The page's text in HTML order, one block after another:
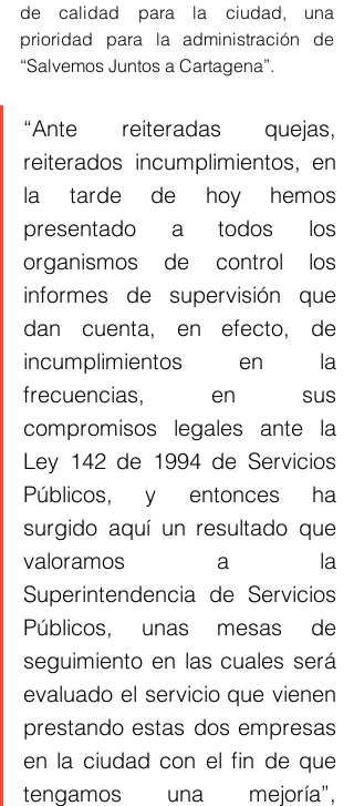
de calidad para la ciudad, una
prioridad para la administración de
“Salvemos Juntos a Cartagena”.
“Ante reiteradas quejas,
reiterados incumplimientos, en
la tarde de hoy hemos
presentado a todos los
organismos de control los
informes de supervisión que
dan cuenta, en efecto, de
incumplimientos en la
frecuencias, en sus
compromisos legales ante la
Ley 142 de 1994 de Servicios
Públicos, y entonces ha
surgido aquí un resultado que
valoramos a la
Superintendencia de Servicios
Públicos, unas mesas de
seguimiento en las cuales será
evaluado el servicio que vienen
prestando estas dos empresas
en la ciudad con el fin de que
tengamos una mejoría”,